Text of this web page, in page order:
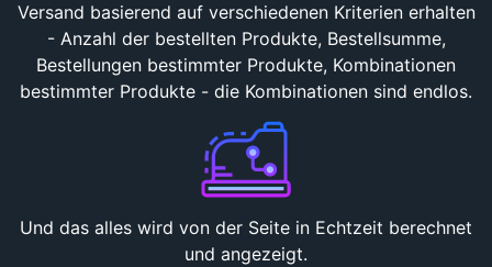
Versand basierend auf verschiedenen Kriterien erhalten
- Anzahl der bestellten Produkte, Bestellsumme,
Bestellungen bestimmter Produkte, Kombinationen
bestimmter Produkte - die Kombinationen sind endlos.
Und das alles wird von der Seite in Echtzeit berechnet
und angezeigt.